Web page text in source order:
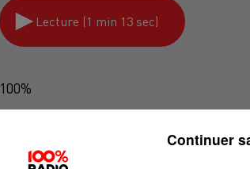
Lecture (1 min 13 sec)
100%
Continuer